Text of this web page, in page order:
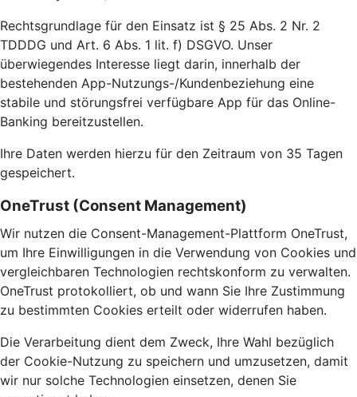
Rechtsgrundlage für den Einsatz ist § 25 Abs. 2 Nr. 2
TDDDG und Art. 6 Abs. 1 lit. f) DSGVO. Unser
überwiegendes Interesse liegt darin, innerhalb der
bestehenden App-Nutzungs-/Kundenbeziehung eine
stabile und störungsfrei verfügbare App für das Online-
Banking bereitzustellen.
Ihre Daten werden hierzu für den Zeitraum von 35 Tagen
gespeichert.
OneTrust (Consent Management)
Wir nutzen die Consent-Management-Plattform OneTrust,
um Ihre Einwilligungen in die Verwendung von Cookies und
vergleichbaren Technologien rechtskonform zu verwalten.
OneTrust protokolliert, ob und wann Sie Ihre Zustimmung
zu bestimmten Cookies erteilt oder widerrufen haben.
Die Verarbeitung dient dem Zweck, Ihre Wahl bezüglich
der Cookie-Nutzung zu speichern und umzusetzen, damit
wir nur solche Technologien einsetzen, denen Sie